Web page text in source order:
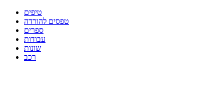
טיפים
טפסים להורדה
ספרים
עבודות
שונות
רכב